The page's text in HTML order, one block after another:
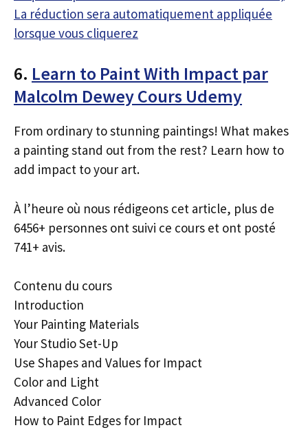
La réduction sera automatiquement appliquée
lorsque vous cliquerez
6. Learn to Paint With Impact par
Malcolm Dewey Cours Udemy
From ordinary to stunning paintings! What makes
a painting stand out from the rest? Learn how to
add impact to your art.
À l’heure où nous rédigeons cet article, plus de
6456+ personnes ont suivi ce cours et ont posté
741+ avis.
Contenu du cours
Introduction
Your Painting Materials
Your Studio Set-Up
Use Shapes and Values for Impact
Color and Light
Advanced Color
How to Paint Edges for Impact